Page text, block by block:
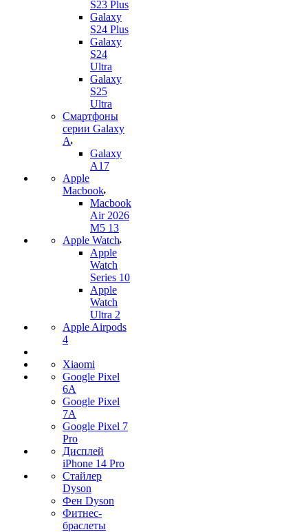
S23 Plus
Galaxy
S24 Plus
Galaxy
S24
Ultra
Galaxy
S25
Ultra
Смартфоны
серии Galaxy
A
Galaxy
A17
Apple
Macbook
Macbook
Air 2026
M5 13
Apple Watch
Apple
Watch
Series 10
Apple
Watch
Ultra 2
Apple Airpods
4
Xiaomi
Google Pixel
6A
Google Pixel
7А
Google Pixel 7
Pro
Дисплей
iPhone 14 Pro
Стайлер
Dyson
Фен Dyson
Фитнес-
браслеты